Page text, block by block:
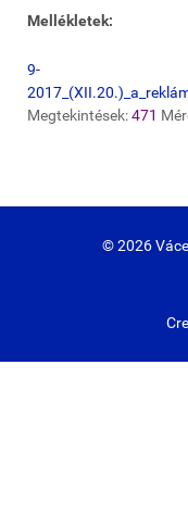
Mellékletek:
9-
Megtekintések:471
© 2026